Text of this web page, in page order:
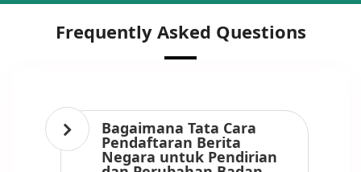
Frequently Asked Questions
Bagaimana Tata Cara
Pendaftaran Berita
Negara untuk Pendirian